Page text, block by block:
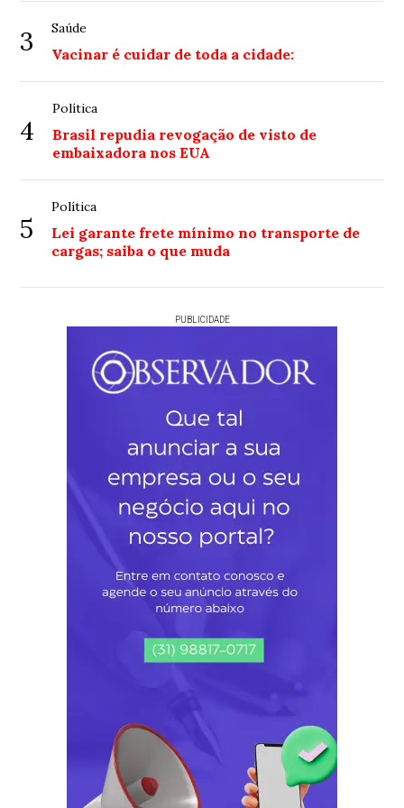
3 Saúde
Vacinar é cuidar de toda a cidade:
4
Política
Brasil repudia revogação de visto de
embaixadora nos EUA
5
Política
Lei garante frete mínimo no transporte de
cargas; saiba o que muda
PUBLICIDADE